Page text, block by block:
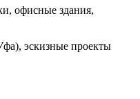
офисные здания,
эскизные проекты